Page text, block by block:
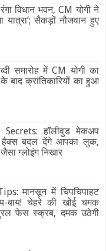
विधान भवन, CM योगी ने
यात्रा’; सैकड़ों नौजवान हुए
समारोह में CM योगी का
बाद क्रांतिकारियों का हुआ
हॉलीवुड मेकअप
बदल देंगे आपका लुक,
ग्‍लोइंग निखार
मानसून में चिपचिपाहट
बाय! चेहरे की खोई चमक
फेस स्क्रब, दमक उठेगी